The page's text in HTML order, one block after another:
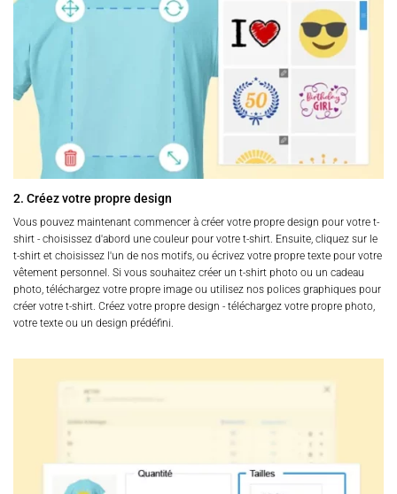
2. Créez votre propre design
Vous pouvez maintenant commencer à créer votre propre design pour votre t-
shirt - choisissez d'abord une couleur pour votre t-shirt. Ensuite, cliquez sur le
t-shirt et choisissez l'un de nos motifs, ou écrivez votre propre texte pour votre
vêtement personnel. Si vous souhaitez créer un t-shirt photo ou un cadeau
photo, téléchargez votre propre image ou utilisez nos polices graphiques pour
créer votre t-shirt. Créez votre propre design - téléchargez votre propre photo,
votre texte ou un design prédéfini.